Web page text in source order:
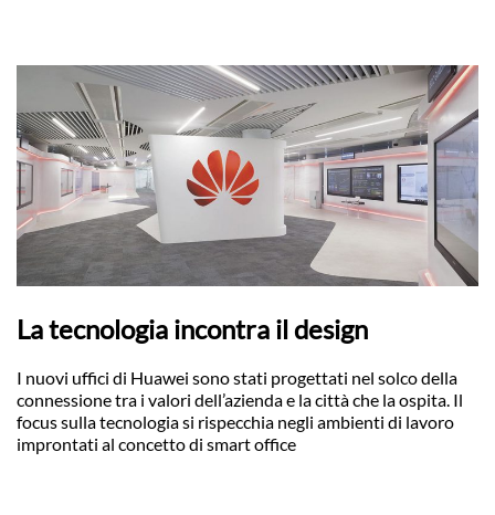
La tecnologia incontra il design
I nuovi uffici di Huawei sono stati progettati nel solco della
connessione tra i valori dell’azienda e la città che la ospita. Il
focus sulla tecnologia si rispecchia negli ambienti di lavoro
improntati al concetto di smart office